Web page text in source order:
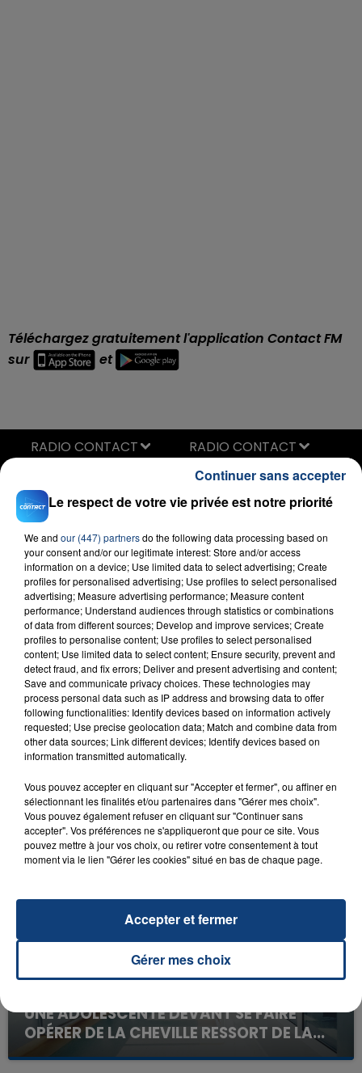
Téléchargez gratuitement l'application Contact FM
sur
et
Tant Pis Pour Elle
RADIO CONTACT
FIL D'ACTU
23 juillet 2026
INCENDIE MORTEL À LENS : UNE FEMME ET
SON BÉBÉ ENTRE LA VIE ET LA...
Un homme s'est immolé par le feu après avoir
aspergé sa compagne et leur bébé de trois mois
UNE ADOLESCENTE DEVANT SE FAIRE
OPÉRER DE LA CHEVILLE RESSORT DE LA...
La famille a porté plainte contre la clinique qui a
Le respect de votre vie privée est notre priorité
We and our (447) partnersdo the following data processing based on
your consent and/or our legitimate interest: Store and/or access
information on a device; Use limited data to select advertising; Create
profiles for personalised advertising; Use profiles to select personalised
advertising; Measure advertising performance; Measure content
performance; Understand audiences through statistics or combinations
of data from different sources; Develop and improve services; Create
profiles to personalise content; Use profiles to select personalised
content; Use limited data to select content; Ensure security, prevent and
detect fraud, and fix errors; Deliver and present advertising and content;
Save and communicate privacy choices. These technologies may
process personal data such as IP address and browsing data to offer
following functionalities: Identify devices based on information actively
requested; Use precise geolocation data; Match and combine data from
other data sources; Link different devices; Identify devices based on
information transmitted automatically.
Vous pouvez accepter en cliquant sur "Accepter et fermer", ou affiner en
sélectionnant les finalités et/ou partenaires dans "Gérer mes choix".
Vous pouvez également refuser en cliquant sur "Continuer sans
accepter". Vos préférences ne s'appliqueront que pour ce site. Vous
pouvez mettre à jour vos choix, ou retirer votre consentement à tout
moment via le lien "Gérer les cookies" situé en bas de chaque page.
Gérer mes choix
Accepter et fermer
Continuer sans accepter